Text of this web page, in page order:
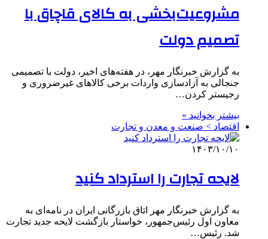
مشروعیت‌بخشی به کالای قاچاق با
تصمیم دولت
به گزارش خبرنگار مهر، در هفته‌های اخیر، دولت با تصمیمی
جنجالی به آزادسازی واردات برخی کالاهای غیرضروری و
رجیستر کردن…
بیشتر بخوانید »
اقتصاد > صنعت و معدن و تجارت
۱۴۰۳/۱۰/۱۰
لایحه تجارت را استرداد کنید
به گزارش خبرنگار مهر اتاق بازرگانی ایران در نامه‌ای به
معاون اول رئیس‌جمهور، خواستار بازگشت لایحه جدید تجارت
شد. رئیس…